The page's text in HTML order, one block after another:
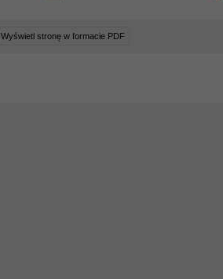
Wyświetl stronę w formacie PDF